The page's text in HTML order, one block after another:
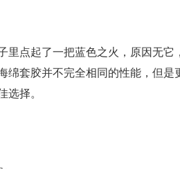
里点起了一把蓝色之火，原因无它
绵套胶并不完全相同的性能，但是
选择。